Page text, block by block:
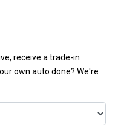
receive a trade-in
own auto done? We're